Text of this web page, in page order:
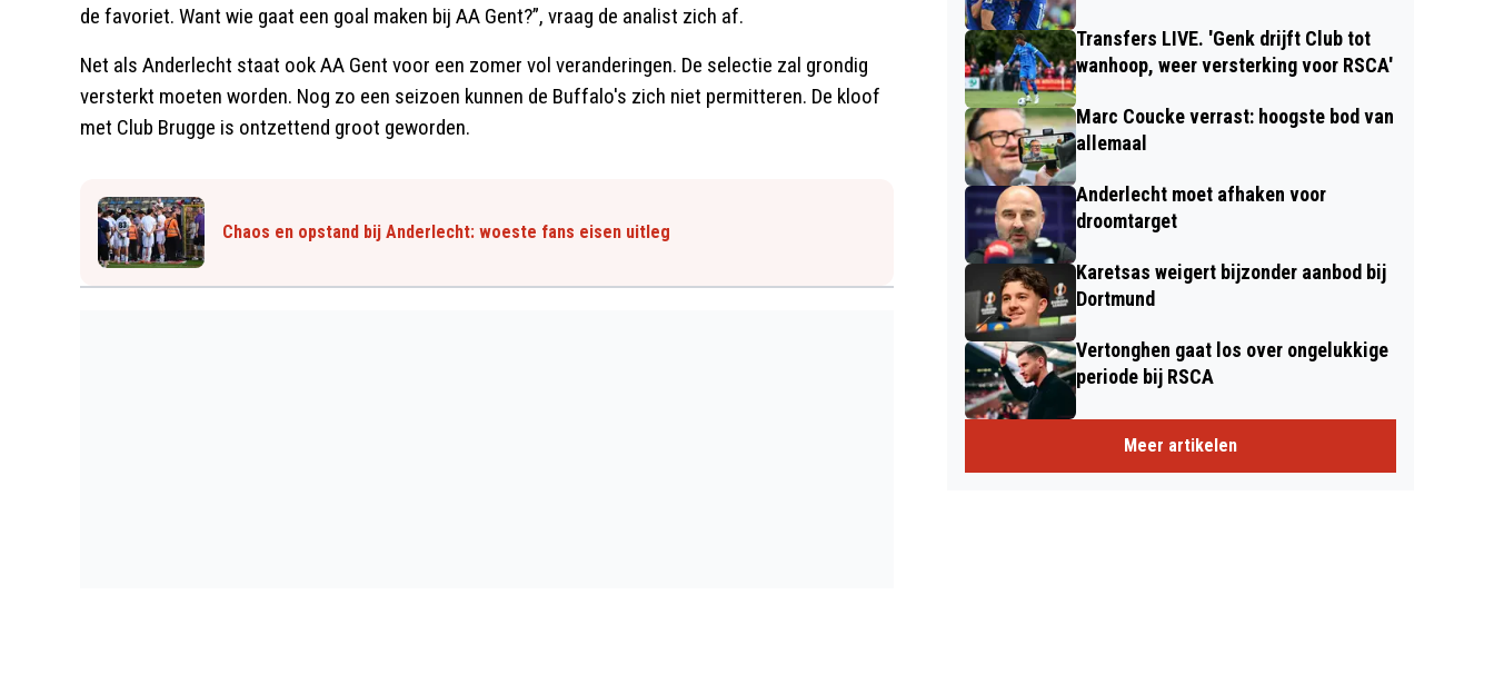
de favoriet. Want wie gaat een goal maken bij AA Gent?”, vraag de analist zich af.
Net als Anderlecht staat ook AA Gent voor een zomer vol veranderingen. De selectie zal grondig
versterkt moeten worden. Nog zo een seizoen kunnen de Buffalo's zich niet permitteren. De kloof
met Club Brugge is ontzettend groot geworden.
Chaos en opstand bij Anderlecht: woeste fans eisen uitleg
Transfers LIVE. 'Genk drijft Club tot
wanhoop, weer versterking voor RSCA'
Marc Coucke verrast: hoogste bod van
allemaal
Anderlecht moet afhaken voor
droomtarget
Karetsas weigert bijzonder aanbod bij
Dortmund
Vertonghen gaat los over ongelukkige
periode bij RSCA
Meer artikelen